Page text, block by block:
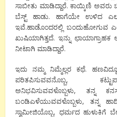
ಸಾಬೀತು ಮಾಡಿದ್ದಾರೆ. ಕಾಯ್ಕಿಣಿ
ಬೆಸ್ಟ್ ಹಾಡು. ಹಾಗೆಯೇ ಉಳಿದ
ಇವೆ.ಹಾಡೊಂದರಲ್ಲಿ ಬಂದುಹೋಗುವ
ಖುಷಿಯಾಗಿತ್ತದೆ. ಇನ್ನು
ನೀಟಾಗಿ ಮಾಡಿದ್ದಾರೆ.
ಇದು ನಮ್ಮ ನಿಮ್ಮೆಲ್ಲರ ಕಥೆ.
ಪರಿತಪಿಸುವವನೊಬ್ಬ,
ಅನಿಭವಿಸುವವಳೊಬ್ಬಳು, ತನ್ನ
ಬಂಡಿಎಳೆಯುವವಳೊಬ್ಬಳು, ತನ್ನ
ಸ್ವಾಮೀಜಿಯೊಬ್ಬ, ಧರ್ಮದ ಹುಳುಕಿಗೆ